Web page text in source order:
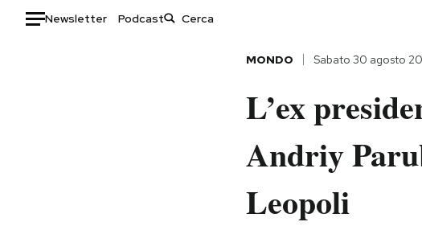
Newsletter Podcast
MONDO Sabato 30 agosto
L’ex
Andriy
Leopoli